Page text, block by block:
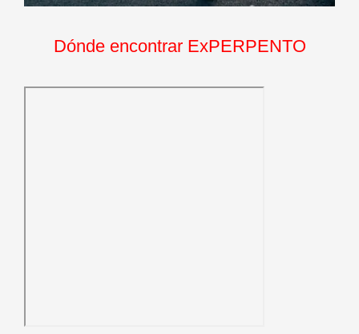
Dónde encontrar ExPERPENTO